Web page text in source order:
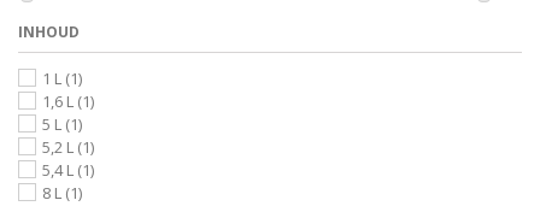
INHOUD
1 L (1)
1,6 L (1)
5 L (1)
5,2 L (1)
5,4 L (1)
8 L (1)